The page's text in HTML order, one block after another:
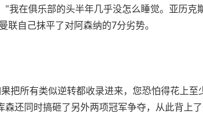
我在俱乐部的头半年几乎没怎么睡觉。亚历
自己抹平了对阿森纳的7分劣势。
把所有类似逆转都收录进来，您恐怕得花上
还同时搞砸了另外两项冠军争夺，从此背上